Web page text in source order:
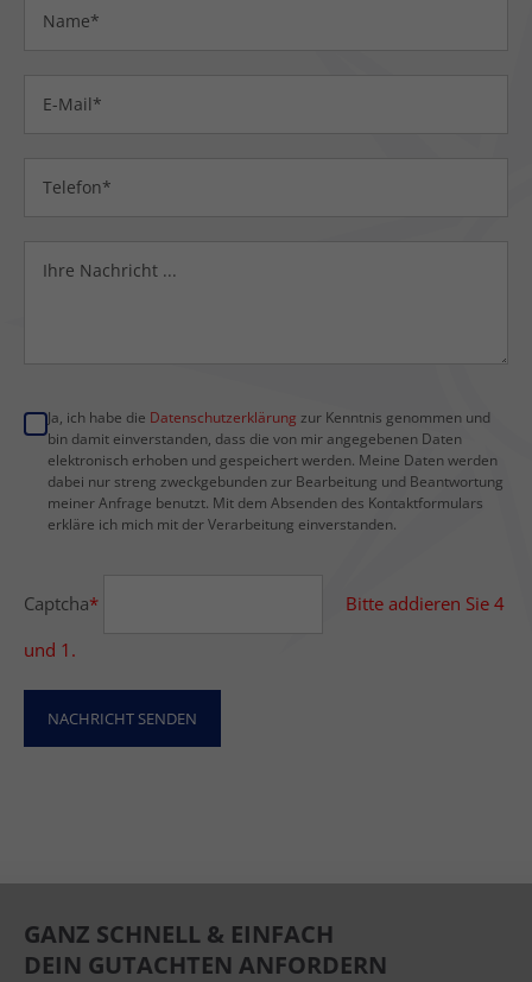
Ja, ich habe die Datenschutzerklärung zur Kenntnis genommen und
bin damit einverstanden, dass die von mir angegebenen Daten
elektronisch erhoben und gespeichert werden. Meine Daten werden
dabei nur streng zweckgebunden zur Bearbeitung und Beantwortung
meiner Anfrage benutzt. Mit dem Absenden des Kontaktformulars
erkläre ich mich mit der Verarbeitung einverstanden.
Captcha*
Bitte addieren Sie 4
und 1.
NACHRICHT SENDEN
GANZ SCHNELL & EINFACH
DEIN GUTACHTEN ANFORDERN